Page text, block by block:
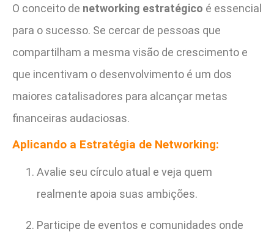
O conceito de networking estratégico é essencial
para o sucesso. Se cercar de pessoas que
compartilham a mesma visão de crescimento e
que incentivam o desenvolvimento é um dos
maiores catalisadores para alcançar metas
financeiras audaciosas.
Aplicando a Estratégia de Networking:
Avalie seu círculo atual e veja quem
realmente apoia suas ambições.
Participe de eventos e comunidades onde